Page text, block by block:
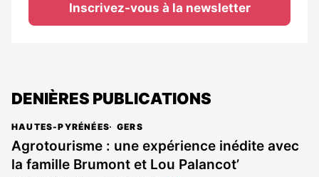
Inscrivez-vous à la newsletter
DENIÈRES PUBLICATIONS
HAUTES-PYRÉNÉES GERS
Agrotourisme : une expérience inédite avec
la famille Brumont et Lou Palancot’